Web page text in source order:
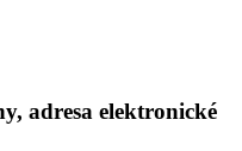
adresa elektronické